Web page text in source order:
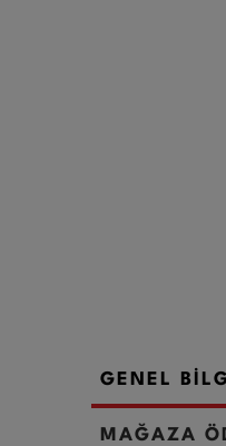
GENEL
MAĞAZA